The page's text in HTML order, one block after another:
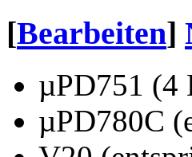
[Bearbeiten]
µPD751 (4
µPD780C